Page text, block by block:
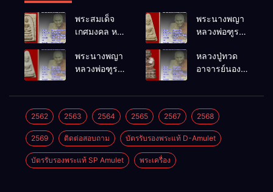
พระสมเด็จ
เกศมงคล หล
โพธิ์นิมิตร
พ.ศ.2512
พระนางพญา
หลวงพ่อฑูรย์
พ.ศ.2512
พระนางพญา
หลวงพ่อฑูรย์
พ.ศ.2512
หลวงปู่ทวด
อาจารย์นอง
พ.ศ.2541
2562 2563 2564 2565 2567 2568
2569 ติดต่อสอบถาม บัตรรับรองพระแท้ D-Amulet
บัตรรับรองพระแท้ SP Amulet พระเครื่อง